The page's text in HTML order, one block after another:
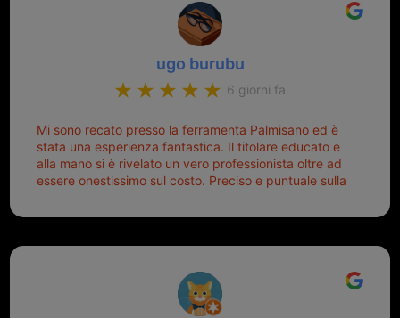
ugo burubu
6 giorni fa
Mi sono recato presso la ferramenta Palmisano ed è
stata una esperienza fantastica. Il titolare educato e
alla mano si è rivelato un vero professionista oltre ad
essere onestissimo sul costo. Preciso e puntuale sulla